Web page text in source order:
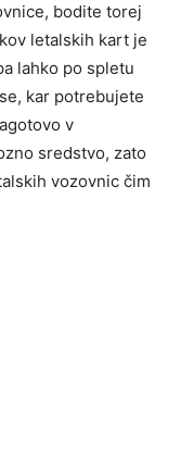
bodite torej
letalskih kart je
lahko po spletu
kar potrebujete
v
sredstvo, zato
vozovnic čim